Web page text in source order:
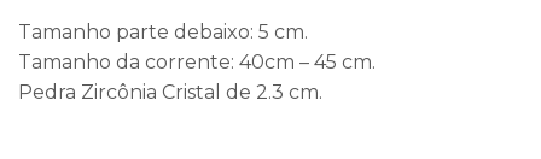
Tamanho parte debaixo: 5 cm.
Tamanho da corrente: 40cm – 45 cm.
Pedra Zircônia Cristal de 2.3 cm.